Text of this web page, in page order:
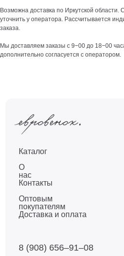
Возможна доставка по Иркутской области.
уточнить у оператора. Рассчитывается
заказа.
Мы доставляем заказы с 9−00 до 18−00
дополнительно согласуется с оператором.
Каталог
О
нас
Контакты
Оптовым
покупателям
Доставка и оплата
8 (908) 656–91–08